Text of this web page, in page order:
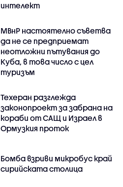
интелект
МВнР настоятелно съветва
да не се предприемат
неотложни пътувания до
Куба, в това число с цел
туризъм
Техеран разглежда
законопроект за забрана на
кораби от САЩ и Израел в
Ормузкия проток
Бомба взриви микробус край
сирийската столица